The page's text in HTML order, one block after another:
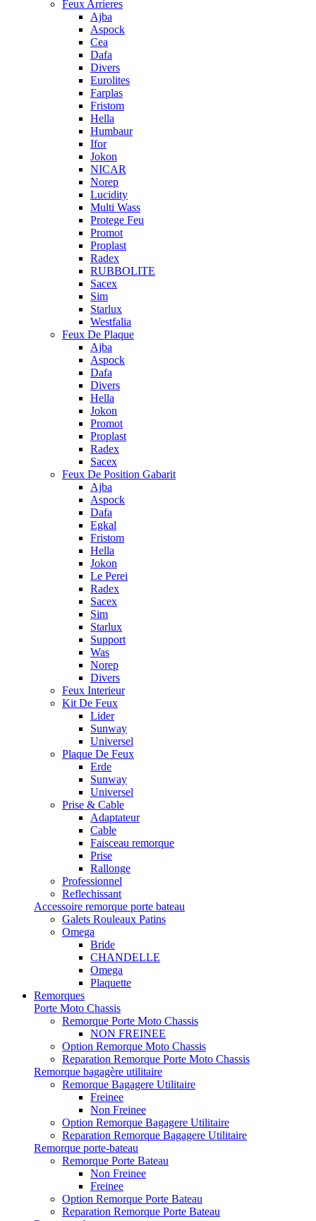
Feux Arrieres
Ajba
Aspock
Cea
Dafa
Divers
Eurolites
Farplas
Fristom
Hella
Humbaur
Ifor
Jokon
NICAR
Norep
Lucidity
Multi Wass
Protege Feu
Promot
Proplast
Radex
RUBBOLITE
Sacex
Sim
Starlux
Westfalia
Feux De Plaque
Ajba
Aspock
Dafa
Divers
Hella
Jokon
Promot
Proplast
Radex
Sacex
Feux De Position Gabarit
Ajba
Aspock
Dafa
Egkal
Fristom
Hella
Jokon
Le Perei
Radex
Sacex
Sim
Starlux
Support
Was
Norep
Divers
Feux Interieur
Kit De Feux
Lider
Sunway
Universel
Plaque De Feux
Erde
Sunway
Universel
Prise & Cable
Adaptateur
Cable
Faisceau remorque
Prise
Rallonge
Professionnel
Reflechissant
Accessoire remorque porte bateau
Galets Rouleaux Patins
Omega
Bride
CHANDELLE
Omega
Plaquette
Remorques
Porte Moto Chassis
Remorque Porte Moto Chassis
NON FREINEE
Option Remorque Moto Chassis
Reparation Remorque Porte Moto Chassis
Remorque bagagère utilitaire
Remorque Bagagere Utilitaire
Freinee
Non Freinee
Option Remorque Bagagere Utilitaire
Reparation Remorque Bagagere Utilitaire
Remorque porte-bateau
Remorque Porte Bateau
Non Freinee
Freinee
Option Remorque Porte Bateau
Reparation Remorque Porte Bateau